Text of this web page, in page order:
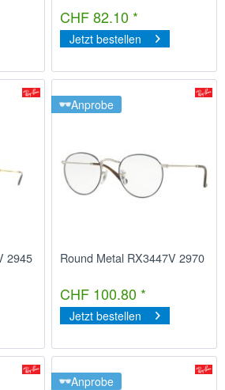
CHF 82.10 *
Jetzt bestellen
2945
Anprobe
Round Metal RX3447V 2970
CHF 100.80 *
Jetzt bestellen
Anprobe